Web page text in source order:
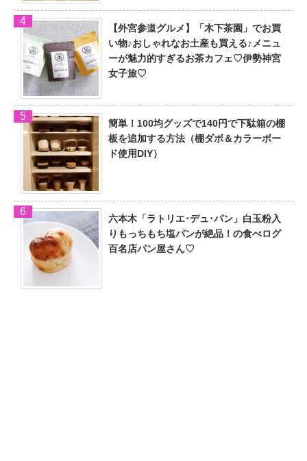
【外宮参道グルメ】「木下茶園」でお買
い物♪おしゃれなお土産も買える♪メニュ
ーが魅力的すぎるお茶カフェ♡伊勢神宮
女子旅♡
簡単！100均グッズで140円で下駄箱の棚
板を追加する方法（棚ダボ＆カラーボー
ド使用DIY）
六本木「ラトリエ･デュ･パン」白玉粉入
りもっちもち塩パンが絶品！の食べログ
百名店パン屋さん♡